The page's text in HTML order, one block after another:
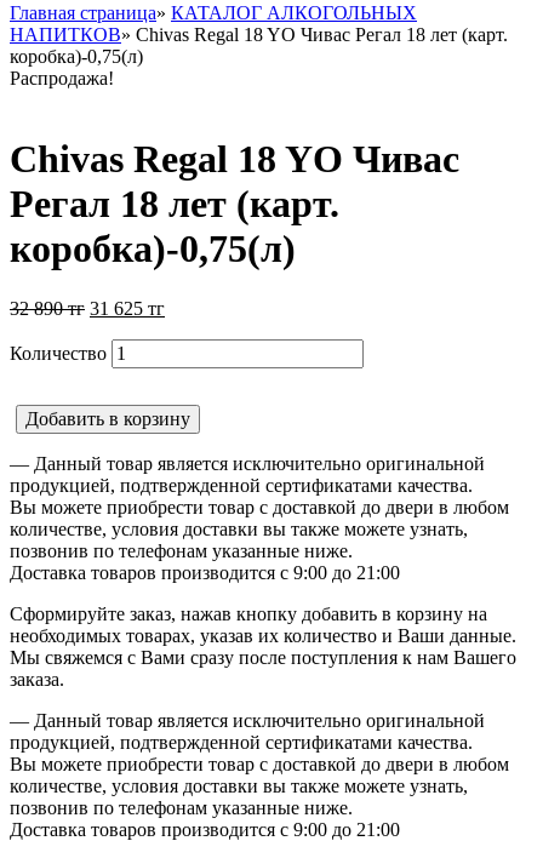
Главная страница» КАТАЛОГ АЛКОГОЛЬНЫХ
НАПИТКОВ» Chivas Regal 18 YO Чивас Регал 18 лет (карт.
коробка)-0,75(л)
Распродажа!
Chivas Regal 18 YO Чивас
Регал 18 лет (карт.
коробка)-0,75(л)
32 890тг 31 625 тг
Количество
Добавить в корзину
— Данный товар является исключительно оригинальной
продукцией, подтвержденной сертификатами качества.
Вы можете приобрести товар с доставкой до двери в любом
количестве, условия доставки вы также можете узнать,
позвонив по телефонам указанные ниже.
Доставка товаров производится с 9:00 до 21:00
Сформируйте заказ, нажав кнопку добавить в корзину на
необходимых товарах, указав их количество и Ваши данные.
Мы свяжемся с Вами сразу после поступления к нам Вашего
заказа.
— Данный товар является исключительно оригинальной
продукцией, подтвержденной сертификатами качества.
Вы можете приобрести товар с доставкой до двери в любом
количестве, условия доставки вы также можете узнать,
позвонив по телефонам указанные ниже.
Доставка товаров производится с 9:00 до 21:00